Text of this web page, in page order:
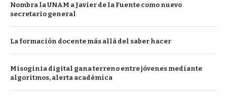
Nombra la UNAM a Javier de la Fuente como nuevo
secretario general
La formación docente más allá del saber hacer
Misoginia digital gana terreno entre jóvenes mediante
algoritmos, alerta académica